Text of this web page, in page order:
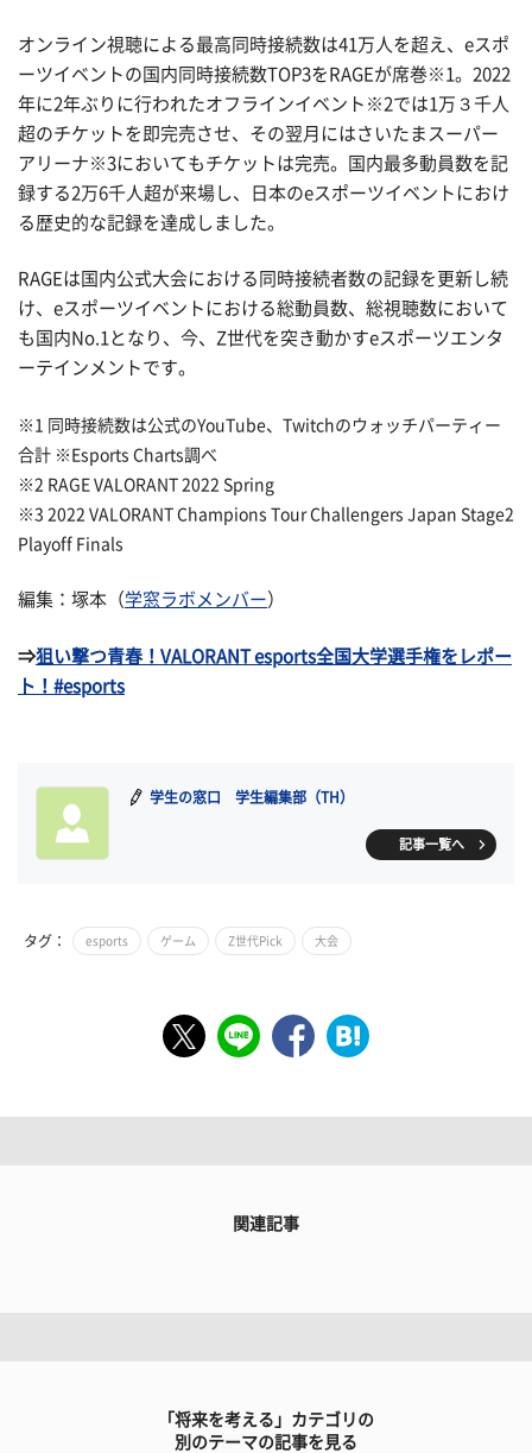
オンライン視聴による最高同時接続数は41万人を超え、eスポ
ーツイベントの国内同時接続数TOP3をRAGEが席巻※1。2022
年に2年ぶりに行われたオフラインイベント※2では1万３千人
超のチケットを即完売させ、その翌月にはさいたまスーパー
アリーナ※3においてもチケットは完売。国内最多動員数を記
録する2万6千人超が来場し、日本のeスポーツイベントにおけ
る歴史的な記録を達成しました。
RAGEは国内公式大会における同時接続者数の記録を更新し続
け、eスポーツイベントにおける総動員数、総視聴数において
も国内No.1となり、今、Z世代を突き動かすeスポーツエンタ
ーテインメントです。
※1 同時接続数は公式のYouTube、Twitchのウォッチパーティー
合計 ※Esports Charts調べ
※2 RAGE VALORANT 2022 Spring
※3 2022 VALORANT Champions Tour Challengers Japan Stage2
Playoff Finals
編集：塚本（ 学窓ラボメンバー ）
⇒狙い撃つ青春！VALORANT esports全国大学選手権をレポー
ト！#esports
学生の窓口 学生編集部（TH）
記事一覧へ
タグ： esports ゲーム Z世代Pick 大会
関連記事
「将来を考える」カテゴリの
別のテーマの記事を見る